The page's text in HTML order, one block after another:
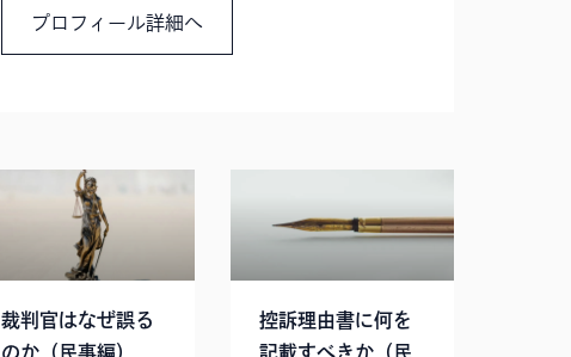
プロフィール詳細へ
裁判官はなぜ誤る
のか（民事編）
控訴理由書に何を
記載すべきか（民